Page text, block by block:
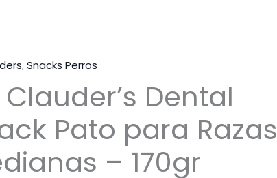
,Snacks Perros
Clauder’s Dental
Pato para Razas
– 170gr